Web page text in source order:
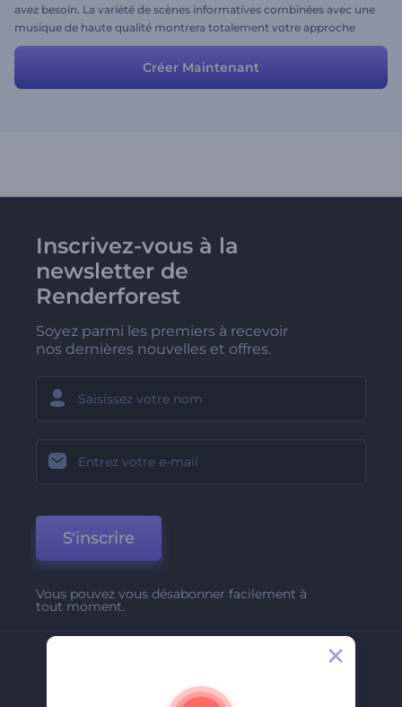
avez besoin. La variété de scènes informatives combinées avec une
musique de haute qualité montrera totalement votre approche
unique. Créez votre vidéo exclusive maintenant!
Créer Maintenant
Inscrivez-vous à la
newsletter de
Renderforest
Soyez parmi les premiers à recevoir
nos dernières nouvelles et offres.
S'inscrire
Vous pouvez vous désabonner facilement à
tout moment.
A Propos De Nous